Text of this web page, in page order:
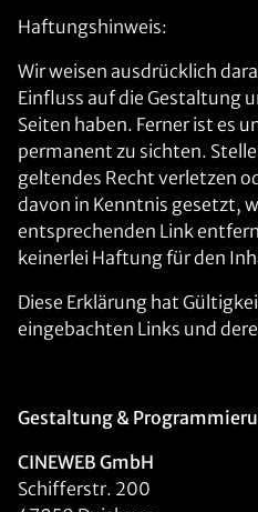
Haftungshinweis:
Wir weisen ausdrücklich
Einfluss auf die Gestaltung
Seiten haben. Ferner ist es
permanent zu sichten.
geltendes Recht verletzen
davon in Kenntnis gesetzt,
entsprechenden Link
keinerlei Haftung für den
Diese Erklärung hat
eingebachten Links und
Gestaltung &
CINEWEB GmbH
Schifferstr. 200